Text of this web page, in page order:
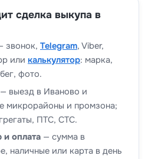
сделка выкупа в
звонок, Telegram, Viber,
или калькулятор: марка,
фото.
— выезд в Иваново и
микрорайоны и промзона;
ПТС, СТС.
и оплата — сумма в
наличные или карта в день